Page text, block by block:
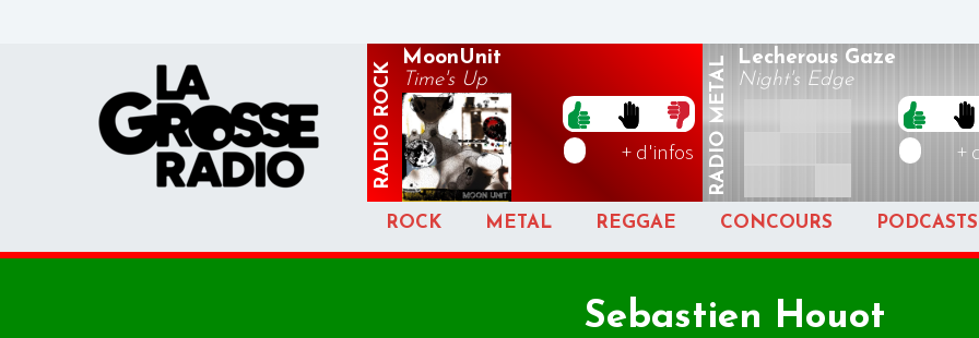
RADIO
ROCK
MoonUnit
Time's Up
+ d'infos RADIO
METAL Lecherous Gaze
Night's Edge
+
ROCK METAL REGGAE CONCOURS PODCASTS
Sebastien Houot